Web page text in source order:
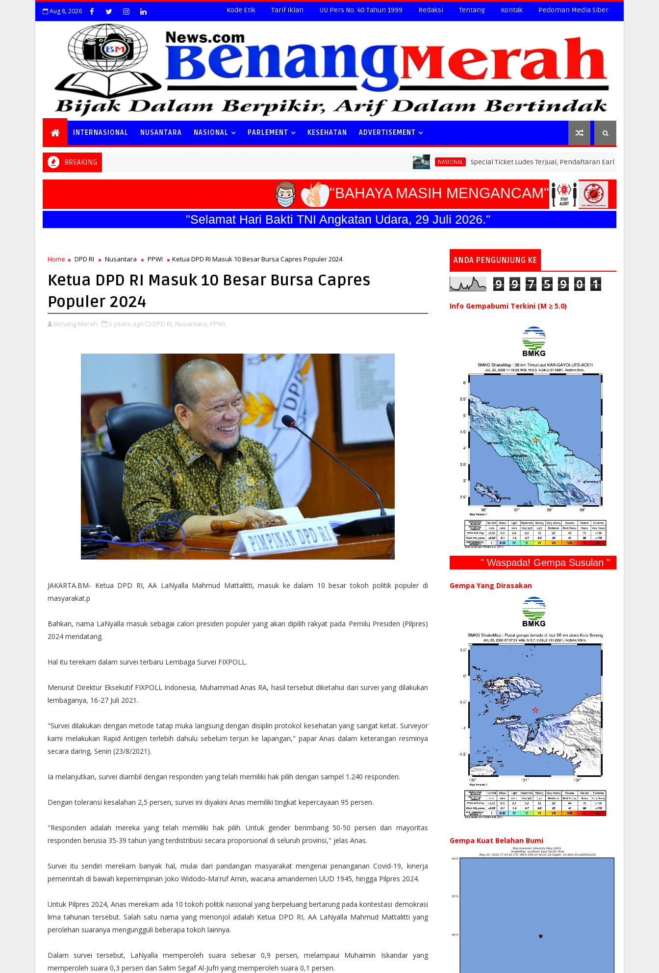
Aug 8, 2026 Kode Etik Tarif Iklan UU Pers No. 40 Tahun 1999 Redaksi Tentang Kontak Pedoman Media Siber
INTERNASIONAL NUSANTARA NASIONAL PARLEMENT KESEHATAN ADVERTISEMENT
BREAKING NASIONAL Special Ticket Ludes Terjual, Pendaftaran Early Bird PLN Electric Run
"BAHAYA MASIH MENGANCAM"
"Selamat Hari Bakti TNI Angkatan Udara, 29 Juli 2026."
Home DPD RI Nusantara PPWI Ketua DPD RI Masuk 10 Besar Bursa Capres Populer 2024
Ketua DPD RI Masuk 10 Besar Bursa Capres
Populer 2024
Benang Merah 5 years ago DPD RI, Nusantara, PPWI,
JAKARTA.BM- Ketua DPD RI, AA LaNyalla Mahmud Mattalitti, masuk ke dalam 10 besar tokoh politik populer di
masyarakat.p
Bahkan, nama LaNyalla masuk sebagai calon presiden populer yang akan dipilih rakyat pada Pemilu Presiden (Pilpres)
2024 mendatang.
Hal itu terekam dalam survei terbaru Lembaga Survei FIXPOLL.
Menurut Direktur Eksekutif FIXPOLL Indonesia, Muhammad Anas RA, hasil tersebut diketahui dari survei yang dilakukan
lembaganya, 16-27 Juli 2021.
"Survei dilakukan dengan metode tatap muka langsung dengan disiplin protokol kesehatan yang sangat ketat. Surveyor
kami melakukan Rapid Antigen terlebih dahulu sebelum terjun ke lapangan," papar Anas dalam keterangan resminya
secara daring, Senin (23/8/2021).
Ia melanjutkan, survei diambil dengan responden yang telah memiliki hak pilih dengan sampel 1.240 responden.
Dengan toleransi kesalahan 2,5 persen, survei ini diyakini Anas memiliki tingkat kepercayaan 95 persen.
"Responden adalah mereka yang telah memiliki hak pilih. Untuk gender berimbang 50-50 persen dan mayoritas
responden berusia 35-39 tahun yang terdistribusi secara proporsional di seluruh provinsi," jelas Anas.
Survei itu sendiri merekam banyak hal, mulai dari pandangan masyarakat mengenai penanganan Covid-19, kinerja
pemerintah di bawah kepemimpinan Joko Widodo-Ma'ruf Amin, wacana amandemen UUD 1945, hingga Pilpres 2024.
Untuk Pilpres 2024, Anas merekam ada 10 tokoh politik nasional yang berpeluang bertarung pada kontestasi demokrasi
lima tahunan tersebut. Salah satu nama yang menonjol adalah Ketua DPD RI, AA LaNyalla Mahmud Mattalitti yang
perolehan suaranya mengungguli beberapa tokoh lainnya.
Dalam survei tersebut, LaNyalla memperoleh suara sebesar 0,9 persen, melampaui Muhaimin Iskandar yang
memperoleh suara 0,3 persen dan Salim Segaf Al-Jufri yang memperoleh suara 0,1 persen.
ANDA PENGUNJUNG KE
9 9 7 5 9 0 1
Info Gempabumi Terkini (M ≥ 5.0)
" Waspada! Gempa Susulan "
Gempa Yang Dirasakan
Gempa Kuat Belahan Bumi